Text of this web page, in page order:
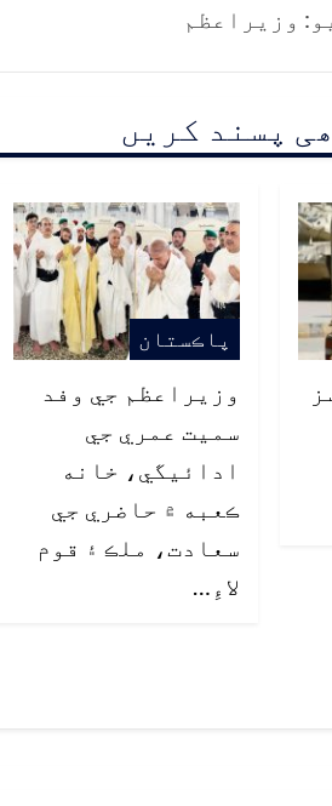
وزيراعظم
پسند کریں
پاڪستان
وزيراعظم جي وفد
سميت عمري جي
ادائيگي، خانه
ڪعبه ۾ حاضري جي
سعادت، ملڪ ۽ قوم
لاءِ…